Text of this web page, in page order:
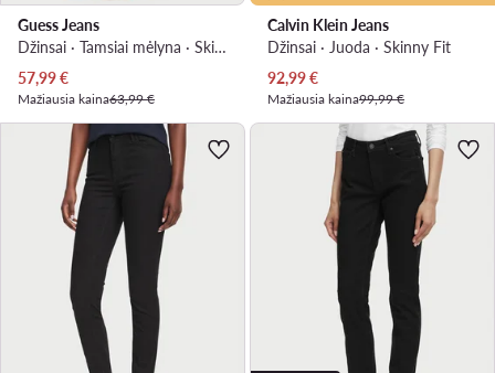
Guess Jeans
Džinsai · Tamsiai mėlyna · Skinny Fit
Dabartinė kaina
57,99€
Mažiausia kaina63,99 €
Calvin Klein Jeans
Džinsai · Juoda · Skinny Fit
Dabartinė kaina
92,99€
Mažiausia kaina99,99 €